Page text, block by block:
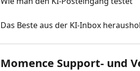
Das Beste aus der KI-Inbox
Momence Support- und